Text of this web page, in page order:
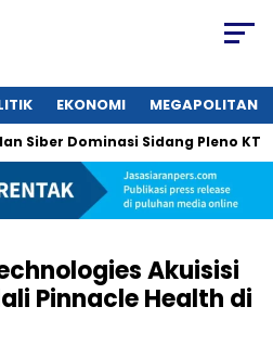
EKONOMI MEGAPOLITAN
Dominasi Sidang Pleno KTT
Akuisisi
Pinnacle Health di